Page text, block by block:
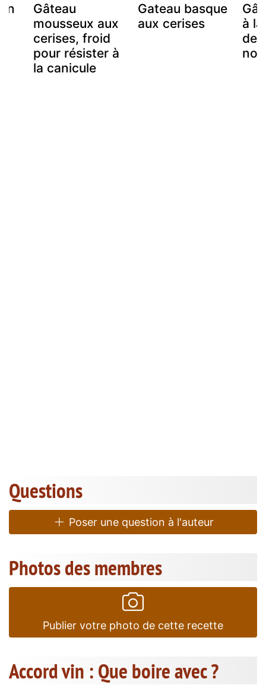
Gâteau
mousseux aux
cerises, froid
pour résister à
la canicule
Gateau basque
aux cerises
à
de
Questions
Poser une question à l'auteur
Photos des membres
Publier votre photo de cette recette
Accord vin : Que boire avec ?